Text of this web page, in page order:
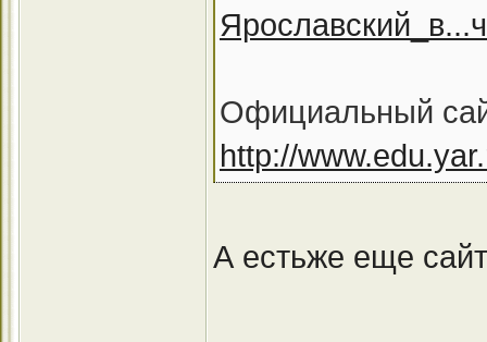
Официальный
http://
А естьже еще